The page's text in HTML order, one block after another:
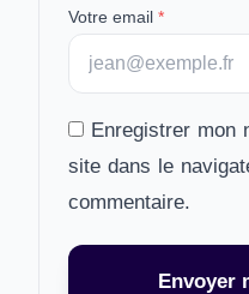
Votre email *
Enregistrer mon
site dans le
commentaire.
Envoyer